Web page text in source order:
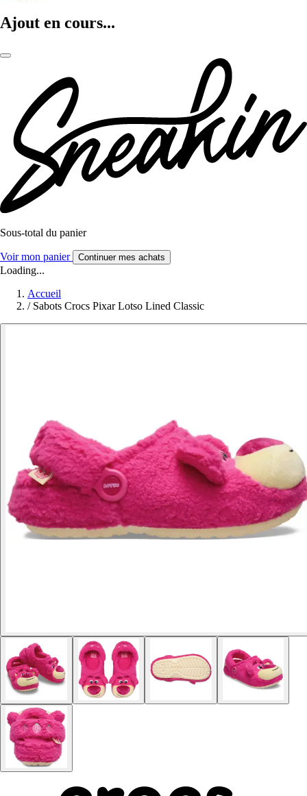
Ajout en cours...
Sous-total du panier
Voir mon panier Continuer mes achats
Loading...
Accueil
/ Sabots Crocs Pixar Lotso Lined Classic